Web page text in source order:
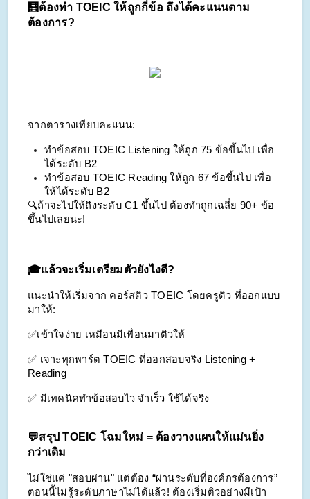
🧮ต้องทำ TOEIC ให้ถูกกี่ข้อ ถึงได้คะแนนตาม
ต้องการ?
จากตารางเทียบคะแนน:
ทำข้อสอบ TOEIC Listening ให้ถูก 75 ข้อขึ้นไป เพื่อ
ได้ระดับ B2
ทำข้อสอบ TOEIC Reading ให้ถูก 67 ข้อขึ้นไป เพื่อ
ให้ได้ระดับ B2
🔍ถ้าจะไปให้ถึงระดับ C1 ขึ้นไป ต้องทำถูกเฉลี่ย 90+ ข้อ
ขึ้นไปเลยนะ!
🎓แล้วจะเริ่มเตรียมตัวยังไงดี?
แนะนำให้เริ่มจาก คอร์สติว TOEIC โดยครูดิว ที่ออกแบบ
มาให้:
✅เข้าใจง่าย เหมือนมีเพื่อนมาติวให้
✅ เจาะทุกพาร์ต TOEIC ที่ออกสอบจริง Listening +
Reading
✅ มีเทคนิคทำข้อสอบไว จำเร็ว ใช้ได้จริง
💬สรุป TOEIC โฉมใหม่ = ต้องวางแผนให้แม่นยิ่ง
กว่าเดิม
ไม่ใช่แค่ "สอบผ่าน" แต่ต้อง “ผ่านระดับที่องค์กรต้องการ”
ตอนนี้ไม่รู้ระดับภาษาไม่ได้แล้ว! ต้องเริ่มติวอย่างมีเป้า